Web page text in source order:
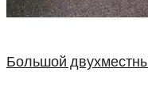
Большой